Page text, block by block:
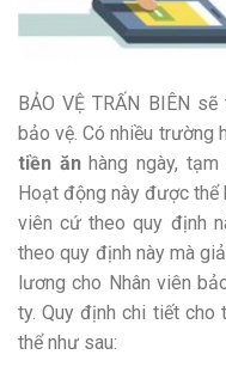
BẢO VỆ TRẤN BIÊN
bảo vệ. Có nhiều
tiền ănhàng ngày, tạm
Hoạt động này được thể
viên cứ theo quy định
theo quy định này mà
lương cho Nhân viên
ty. Quy định chi tiết cho
thể như sau: